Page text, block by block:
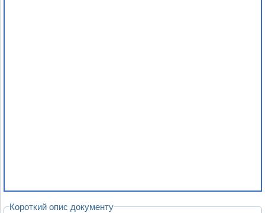
Короткий опис документу